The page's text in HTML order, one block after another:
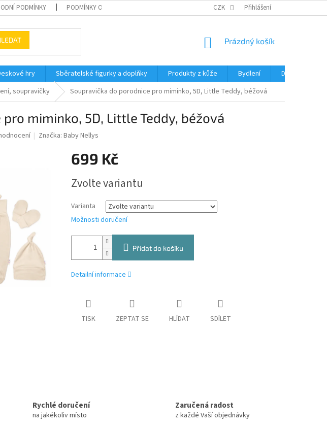
PODMÍNKY PODMÍNKY OCHRANY OSOBNÍCH ÚDAJŮ CZK Přihlášení
NÁKUPNÍ
Prázdný košík
hry Sběratelské figurky a doplňky Produkty z kůže Bydlení
Domácnost
soupravičky Soupravička do porodnice pro miminko, 5D, Little Teddy, béžová
miminko, 5D, Little Teddy, béžová
Značka:Baby Nellys
699 Kč
cena:
Zvolte variantu
Varianta
Možnosti doručení
Přidat do košíku
Detailní informace
TISK ZEPTAT SE HLÍDAT SDÍLET
Rychlé doručení
na jakékoliv místo
Zaručená radost
z každé Vaší objednávky